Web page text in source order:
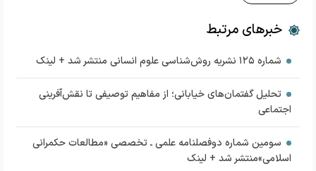
خبرهای مرتبط
شماره ۱۲۵ نشریه روش‌شناسی علوم انسانی منتشر شد + لینک
تحلیل گفتمان‌های خیابانی؛ از مفاهیم توصیفی تا نقش‌آفرینی
اجتماعی
سومین شماره دوفصلنامه علمی ـ تخصصی «مطالعات حکمرانی
اسلامی»منتشر شد + لینک